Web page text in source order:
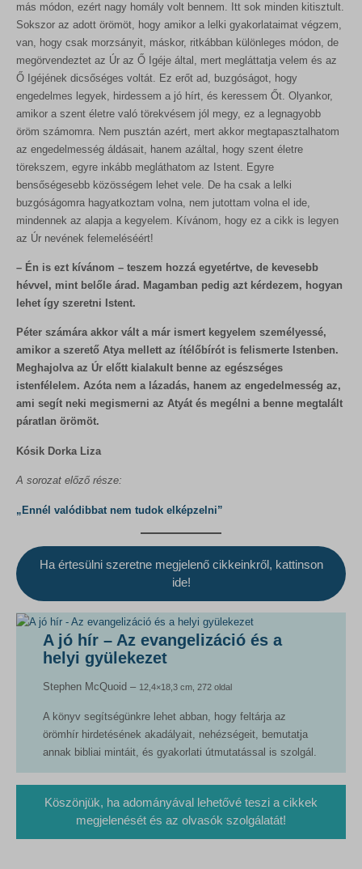
más módon, ezért nagy homály volt bennem. Itt sok minden kitisztult.
Sokszor az adott örömöt, hogy amikor a lelki gyakorlataimat végzem,
van, hogy csak morzsányit, máskor, ritkábban különleges módon, de
megörvendeztet az Úr az Ő Igéje által, mert megláttatja velem és az
Ő Igéjének dicsőséges voltát. Ez erőt ad, buzgóságot, hogy
engedelmes legyek, hirdessem a jó hírt, és keressem Őt. Olyankor,
amikor a szent életre való törekvésem jól megy, ez a legnagyobb
öröm számomra. Nem pusztán azért, mert akkor megtapasztalhatom
az engedelmesség áldásait, hanem azáltal, hogy szent életre
törekszem, egyre inkább megláthatom az Istent. Egyre
bensőségesebb közösségem lehet vele. De ha csak a lelki
buzgóságomra hagyatkoztam volna, nem jutottam volna el ide,
mindennek az alapja a kegyelem. Kívánom, hogy ez a cikk is legyen
az Úr nevének felemeléséért!
– Én is ezt kívánom – teszem hozzá egyetértve, de kevesebb
hévvel, mint belőle árad. Magamban pedig azt kérdezem, hogyan
lehet így szeretni Istent.
Péter számára akkor vált a már ismert kegyelem személyessé,
amikor a szerető Atya mellett az ítélőbírót is felismerte Istenben.
Meghajolva az Úr előtt kialakult benne az egészséges
istenfélelem. Azóta nem a lázadás, hanem az engedelmesség az,
ami segít neki megismerni az Atyát és megélni a benne megtalált
páratlan örömöt.
Kósik Dorka Liza
A sorozat előző része:
„Ennél valódibbat nem tudok elképzelni”
Ha értesülni szeretne megjelenő cikkeinkről, kattinson
ide!
A jó hír – Az evangelizáció és a
helyi gyülekezet
Stephen McQuoid – 12,4×18,3 cm, 272 oldal
A könyv segítségünkre lehet abban, hogy feltárja az
örömhír hirdetésének akadályait, nehézségeit, bemutatja
annak bibliai mintáit, és gyakorlati útmutatással is szolgál.
Köszönjük, ha adományával lehetővé teszi a cikkek
megjelenését és az olvasók szolgálatát!